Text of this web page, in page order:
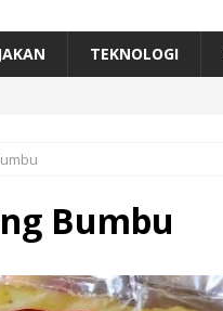
Ini Inovasi Mikroalga Prof Astri
TEKNOLOGI
Bumbu